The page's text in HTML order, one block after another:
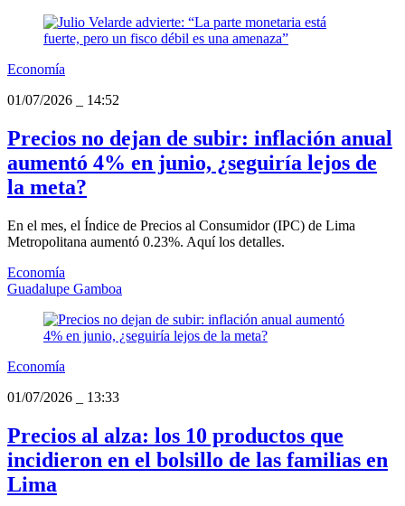
Economía
01/07/2026
14:52
Precios no dejan de subir: inflación anual
aumentó 4% en junio, ¿seguiría lejos de
la meta?
En el mes, el Índice de Precios al Consumidor (IPC) de Lima
Metropolitana aumentó 0.23%. Aquí los detalles.
Economía
Guadalupe Gamboa
Economía
01/07/2026
13:33
Precios al alza: los 10 productos que
incidieron en el bolsillo de las familias en
Lima